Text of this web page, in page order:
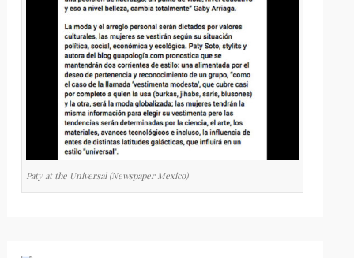
Paty at the Universal (Newspaper Mexico)